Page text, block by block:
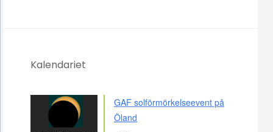
Kalendariet
GAF solförmörkelseevent på
Öland